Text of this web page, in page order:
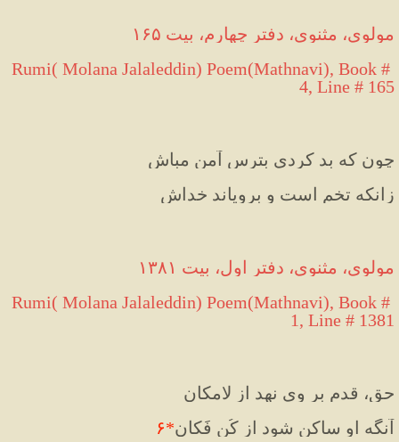
مولوی، مثنوی، دفتر چهارم، بیت ۱۶۵
Rumi( Molana Jalaleddin) Poem(Mathnavi), Book #
4, Line # 165
چون که بد کردی بترس آمن مباش
زانکه تخم است و برویاند خداش
مولوی، مثنوی، دفتر اول، بیت ۱۳۸۱
Rumi( Molana Jalaleddin) Poem(Mathnavi), Book #
1, Line # 1381
حق، قدم بر وی نهد از لامکان
آنگه او ساکن شود از کُن فَکان*۶